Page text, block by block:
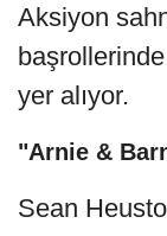
Aksiyon
yer alıyor.
"Arnie &
Sean